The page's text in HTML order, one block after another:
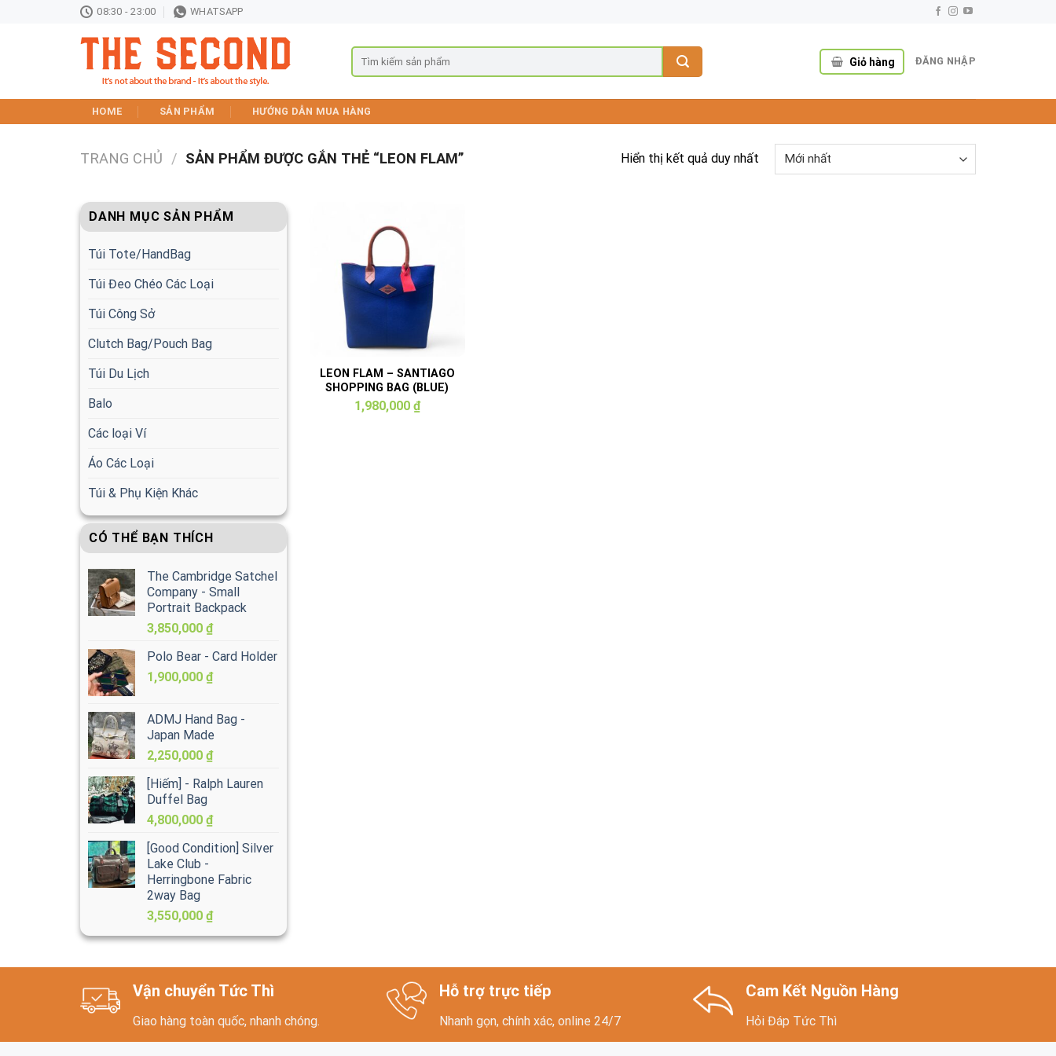
08:30 - 23:00 WHATSAPP
Giỏ hàng ĐĂNG NHẬP
HOME SẢN PHẨM HƯỚNG DẪN MUA HÀNG
TRANG CHỦ / SẢN PHẨM ĐƯỢC GẮN THẺ “LEON FLAM” Hiển thị kết quả duy nhất
DANH MỤC SẢN PHẨM
Túi Tote/HandBag
Túi Đeo Chéo Các Loại
Túi Công Sở
Clutch Bag/Pouch Bag
Túi Du Lịch
Balo
Các loại Ví
Áo Các Loại
Túi & Phụ Kiện Khác
CÓ THỂ BẠN THÍCH
The Cambridge Satchel
Company - Small
Portrait Backpack
3,850,000 ₫
Polo Bear - Card Holder
1,900,000 ₫
ADMJ Hand Bag -
Japan Made
2,250,000 ₫
[Hiếm] - Ralph Lauren
Duffel Bag
4,800,000 ₫
[Good Condition] Silver
Lake Club -
Herringbone Fabric
2way Bag
3,550,000 ₫
LEON FLAM – SANTIAGO
SHOPPING BAG (BLUE)
1,980,000 ₫
Vận chuyển Tức Thì
Giao hàng toàn quốc, nhanh chóng.
Hỗ trợ trực tiếp
Nhanh gọn, chính xác, online 24/7
Cam Kết Nguồn Hàng
Hỏi Đáp Tức Thì